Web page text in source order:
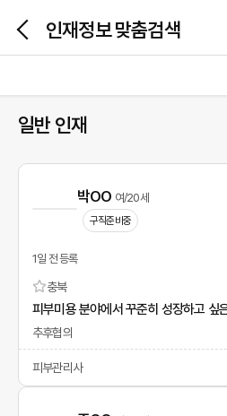
인재정보 맞춤검색
일반 인재
박OO 여/20세
구직준비중
1일 전 등록
충북
피부미용 분야에서 꾸준히 성장하고 싶
추후협의
피부관리사